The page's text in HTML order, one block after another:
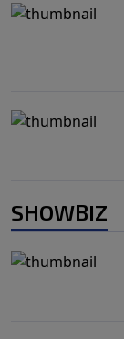
SHOWBIZ